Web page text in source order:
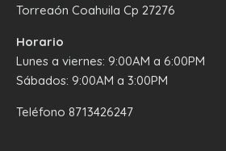
Torreaón Coahuila Cp 27276
Horario
Lunes a viernes: 9:00AM a 6:00PM
Sábados: 9:00AM a 3:00PM
Teléfono 8713426247